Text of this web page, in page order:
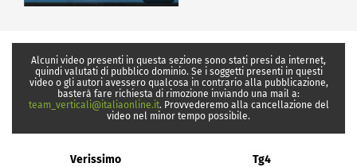
Alcuni video presenti in questa sezione sono stati presi da internet,
quindi valutati di pubblico dominio. Se i soggetti presenti in questi
video o gli autori avessero qualcosa in contrario alla pubblicazione,
basterà fare richiesta di rimozione inviando una mail a:
team_verticali@italiaonline.it. Provvederemo alla cancellazione del
video nel minor tempo possibile.
Verissimo Tg4